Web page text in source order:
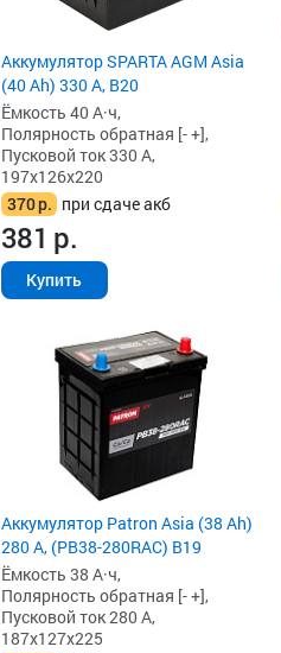
Аккумулятор SPARTA AGM Asia
(40 Ah) 330 А, B20
Ёмкость 40 А·ч,
Полярность обратная [- +],
Пусковой ток 330 А,
197x126x220
370р. при сдаче акб
381 р.
Купить
Аккумулятор Patron Asia (38 Ah)
280 А, (PB38-280RAC) B19
Ёмкость 38 А·ч,
Полярность обратная [- +],
Пусковой ток 280 А,
187x127x225